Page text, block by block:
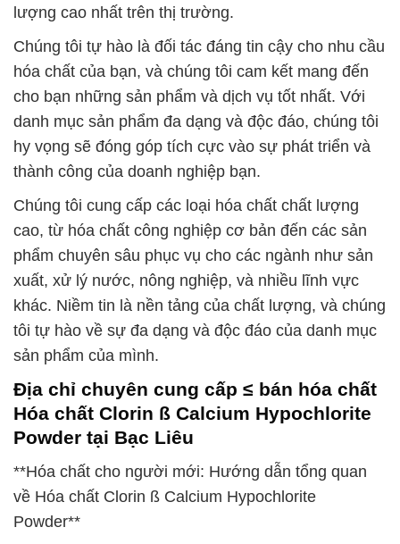
lượng cao nhất trên thị trường.
Chúng tôi tự hào là đối tác đáng tin cậy cho nhu cầu
hóa chất của bạn, và chúng tôi cam kết mang đến
cho bạn những sản phẩm và dịch vụ tốt nhất. Với
danh mục sản phẩm đa dạng và độc đáo, chúng tôi
hy vọng sẽ đóng góp tích cực vào sự phát triển và
thành công của doanh nghiệp bạn.
Chúng tôi cung cấp các loại hóa chất chất lượng
cao, từ hóa chất công nghiệp cơ bản đến các sản
phẩm chuyên sâu phục vụ cho các ngành như sản
xuất, xử lý nước, nông nghiệp, và nhiều lĩnh vực
khác. Niềm tin là nền tảng của chất lượng, và chúng
tôi tự hào về sự đa dạng và độc đáo của danh mục
sản phẩm của mình.
Địa chỉ chuyên cung cấp ≤ bán hóa chất
Hóa chất Clorin ß Calcium Hypochlorite
Powder tại Bạc Liêu
**Hóa chất cho người mới: Hướng dẫn tổng quan
về Hóa chất Clorin ß Calcium Hypochlorite
Powder**